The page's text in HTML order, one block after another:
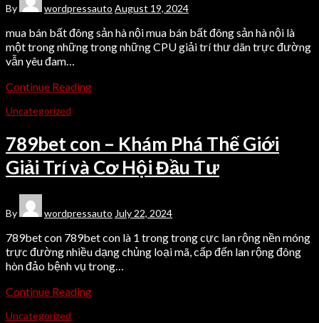
By wordpressauto August 19, 2024
mua bán bất đông sản hà nội mua bán bất đông sản hà nội là
một trong những trong những CPU giải trí thư dãn trực đường
vẫn yêu đam…
Continue Reading
Uncategorized
789bet con – Khám Phá Thế Giới
Giải Trí và Cơ Hội Đầu Tư
By wordpressauto July 22, 2024
789bet con 789bet con là 1 trong trong cực lan rộng nền móng
trực đường nhiều dạng chủng loại mã, cấp đến lan rộng đông
hòn đảo bệnh vụ trong…
Continue Reading
Uncategorized